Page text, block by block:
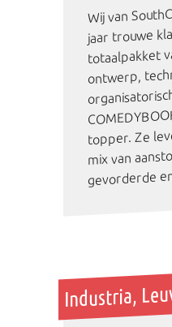
Wij van
jaar trouwe
totaalpakket
ontwerp,
topper. Ze
mix van
gevorderde
Industria,